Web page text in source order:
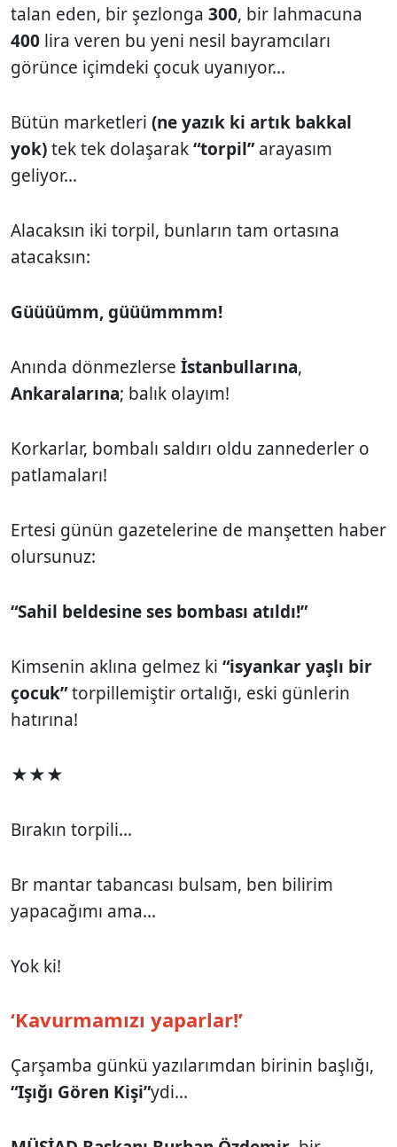
talan eden, bir şezlonga 300, bir lahmacuna
400 lira veren bu yeni nesil bayramcıları
görünce içimdeki çocuk uyanıyor...
Bütün marketleri (ne yazık ki artık bakkal
yok)tek tek dolaşarak“torpil”arayasım
geliyor...
Alacaksın iki torpil, bunların tam ortasına
atacaksın:
Güüüümm, güüümmmm!
Anında dönmezlerse İstanbullarına,
Ankaralarına; balık olayım!
Korkarlar, bombalı saldırı oldu zannederler o
patlamaları!
Ertesi günün gazetelerine de manşetten haber
olursunuz:
“Sahil beldesine ses bombası atıldı!”
Kimsenin aklına gelmez ki “isyankar yaşlı bir
çocuk”torpillemiştir ortalığı, eski günlerin
hatırına!
★★★
Bırakın torpili...
Br mantar tabancası bulsam, ben bilirim
yapacağımı ama...
Yok ki!
‘Kavurmamızı yaparlar!’
Çarşamba günkü yazılarımdan birinin başlığı,
“Işığı Gören Kişi”ydi...